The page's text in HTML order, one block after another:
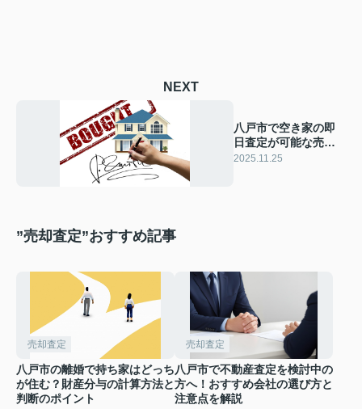
NEXT
八戸市で空き家の即
日査定が可能な売却
方法とは？スムーズ
2025.11.25
”売却査定”おすすめ記事
売却査定
八戸市の離婚で持ち家はどっち
が住む？財産分与の計算方法と
判断のポイント
売却査定
八戸市で不動産査定を検討中の
方へ！おすすめ会社の選び方と
注意点を解説